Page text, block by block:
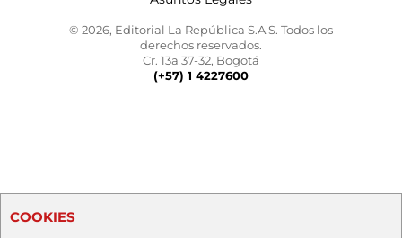
© 2026, Editorial La República S.A.S. Todos los
derechos reservados.
Cr. 13a 37-32, Bogotá
(+57) 1 4227600
COOKIES